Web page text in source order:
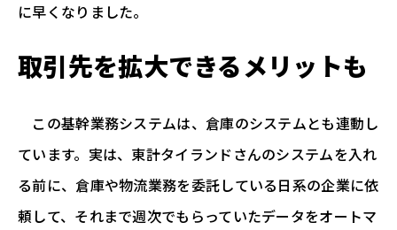
に早くなりました。
取引先を拡大できるメリットも
この基幹業務システムは、倉庫のシステムとも連動し
ています。実は、東計タイランドさんのシステムを入れ
る前に、倉庫や物流業務を委託している日系の企業に依
頼して、それまで週次でもらっていたデータをオートマ